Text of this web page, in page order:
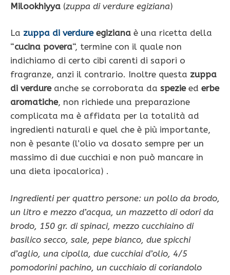
Milookhiyya (zuppa di verdure egiziana)
La zuppa di verdure egiziana è una ricetta della
“cucina povera“, termine con il quale non
indichiamo di certo cibi carenti di sapori o
fragranze, anzi il contrario. Inoltre questa zuppa
di verdureanche se corroborata da spezieed erbe
aromatiche, non richiede una preparazione
complicata ma è affidata per la totalità ad
ingredienti naturali e quel che è più importante,
non è pesante (l’olio va dosato sempre per un
massimo di due cucchiai e non può mancare in
una dieta ipocalorica) .
Ingredienti per quattro persone: un pollo da brodo,
un litro e mezzo d’acqua, un mazzetto di odori da
brodo, 150 gr. di spinaci, mezzo cucchiaino di
basilico secco, sale, pepe bianco, due spicchi
d’aglio, una cipolla, due cucchiai d’olio, 4/5
pomodorini pachino, un cucchiaio di coriandolo